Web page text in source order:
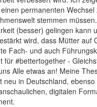
permanenten Wechsel
stemmen
(besser) gelingen kann
wird, dass Mütter auf
Fach- und auch
für #bettertogether -
Alle etwas an! Meine
neu in Deutschland,
digitalen